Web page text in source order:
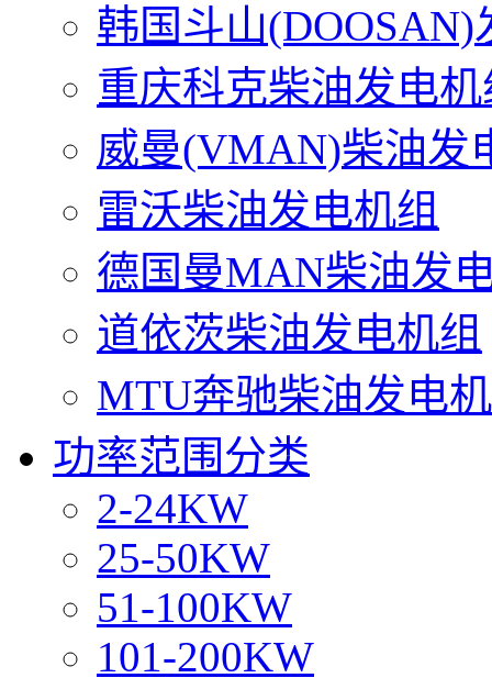
韩国斗山(DOOSAN)
重庆科克柴油发电机
威曼(VMAN)柴油发
雷沃柴油发电机组
德国曼MAN柴油发
道依茨柴油发电机组
MTU奔驰柴油发电
功率范围分类
2-24KW
25-50KW
51-100KW
101-200KW